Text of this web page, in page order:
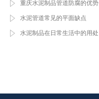
重庆水泥制品管道防腐的优势
水泥管道常见的平面缺点
水泥制品在日常生活中的用处